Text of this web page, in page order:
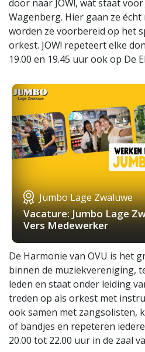
door naar JOW!, wat staat
Wagenberg. Hier gaan ze
worden ze voorbereid op het
orkest. JOW! repeteert elke
19.00 en 19.45 uur ook op De
Jumbo Lage Zwaluwe
Vacature: Jumbo Lage
Vers Medewerker
De Harmonie van OVU is het
binnen de muziekvereniging,
leden en staat onder leiding
treden op als orkest met
ook samen met zangsolisten,
of bandjes en repeteren
20.00 tot 22.00 uur in de zaal